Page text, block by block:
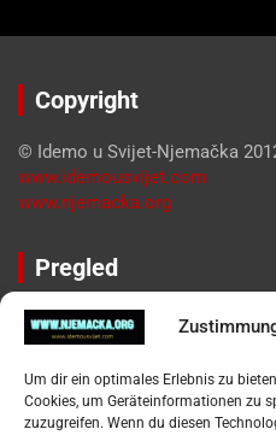
Um dir ein optimales Erlebnis zu
Cookies, um Geräteinformationen zu
zuzugreifen. Wenn du diesen
Copyright
© Idemo u Svijet-Njemačka
www.idemousvijet.com
www.njemacka.org
Pregled
Impressum
Datenschutzerklärung
Widerufsbelehrung
Oglašavanje / Postavite svoj